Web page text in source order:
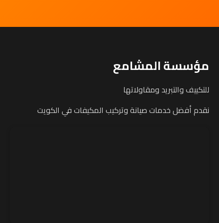
مؤسسة المشامع
للتكييف والتبريد ومقاولاتها
نقدم أفضل خدمات صيانة وتركيب المكيفات في الكويت